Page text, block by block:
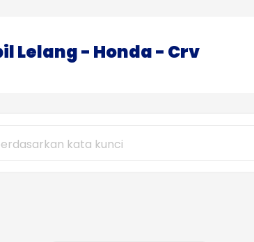
Lelang - Honda - Crv